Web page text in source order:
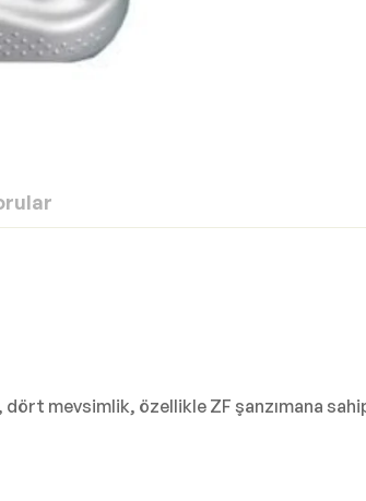
mevsimlik, özellikle ZF şanzımana